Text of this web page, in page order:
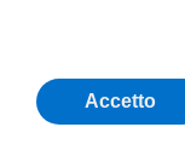
Accetto